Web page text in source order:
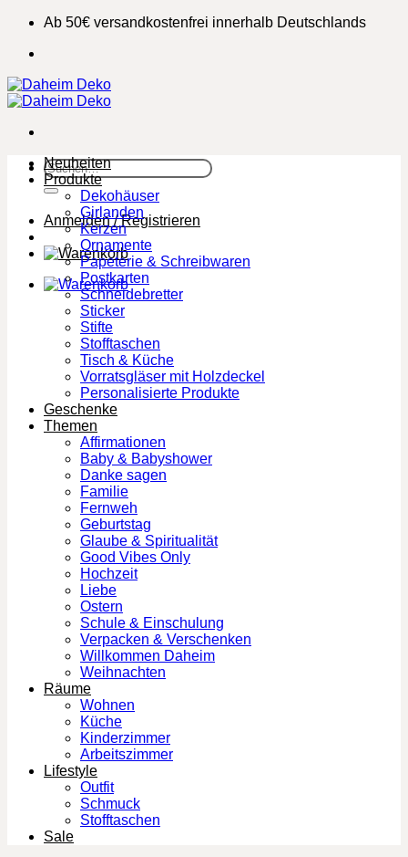
Zum
springen
Ab 50€ versandkostenfrei innerhalb Deutschlands
Suchen
nach:
Anmelden / Registrieren
Neuheiten
Produkte
Dekohäuser
Girlanden
Kerzen
Ornamente
Papeterie & Schreibwaren
Postkarten
Schneidebretter
Sticker
Stifte
Stofftaschen
Tisch & Küche
Vorratsgläser mit Holzdeckel
Personalisierte Produkte
Geschenke
Themen
Affirmationen
Baby & Babyshower
Danke sagen
Familie
Fernweh
Geburtstag
Glaube & Spiritualität
Good Vibes Only
Hochzeit
Liebe
Ostern
Schule & Einschulung
Verpacken & Verschenken
Willkommen Daheim
Weihnachten
Räume
Wohnen
Küche
Kinderzimmer
Arbeitszimmer
Lifestyle
Outfit
Schmuck
Stofftaschen
Sale